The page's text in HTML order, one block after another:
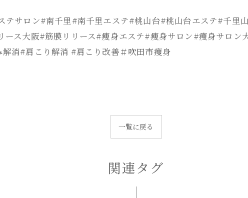
テサロン#南千里#南千里エステ#桃山台#桃山台エステ#千里
ス大阪#筋膜リリース#痩身エステ#痩身サロン#痩身サロン
消#肩こり解消 #肩こり改善＃吹田市痩身
一覧に戻る
関連タグ